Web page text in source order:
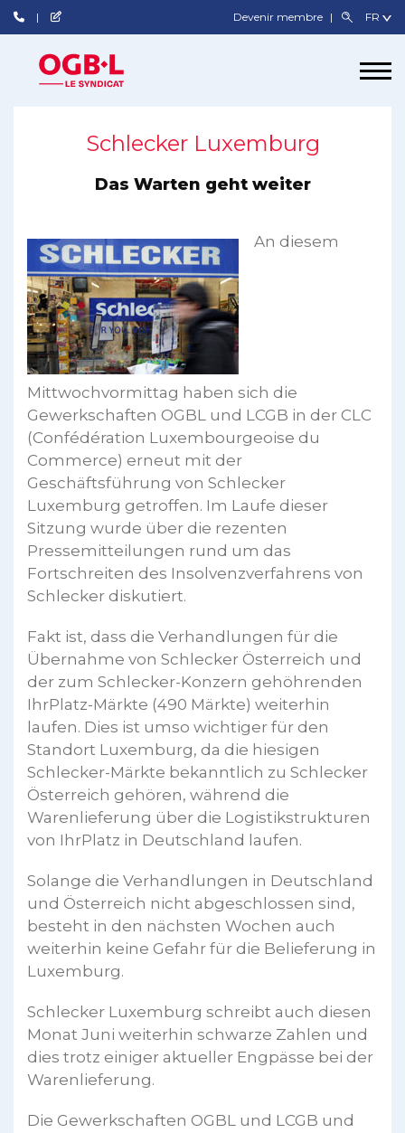
Devenir membre
Schlecker Luxemburg
Das Warten geht weiter
An diesem
Mittwochvormittag haben sich die
Gewerkschaften OGBL und LCGB in der CLC
(Confédération Luxembourgeoise du
Commerce) erneut mit der
Geschäftsführung von Schlecker
Luxemburg getroffen. Im Laufe dieser
Sitzung wurde über die rezenten
Pressemitteilungen rund um das
Fortschreiten des Insolvenzverfahrens von
Schlecker diskutiert.
Fakt ist, dass die Verhandlungen für die
Übernahme von Schlecker Österreich und
der zum Schlecker-Konzern gehöhrenden
IhrPlatz-Märkte (490 Märkte) weiterhin
laufen. Dies ist umso wichtiger für den
Standort Luxemburg, da die hiesigen
Schlecker-Märkte bekanntlich zu Schlecker
Österreich gehören, während die
Warenlieferung über die Logistikstrukturen
von IhrPlatz in Deutschland laufen.
Solange die Verhandlungen in Deutschland
und Österreich nicht abgeschlossen sind,
besteht in den nächsten Wochen auch
weiterhin keine Gefahr für die Belieferung in
Luxemburg.
Schlecker Luxemburg schreibt auch diesen
Monat Juni weiterhin schwarze Zahlen und
dies trotz einiger aktueller Engpässe bei der
Warenlieferung.
Die Gewerkschaften OGBL und LCGB und